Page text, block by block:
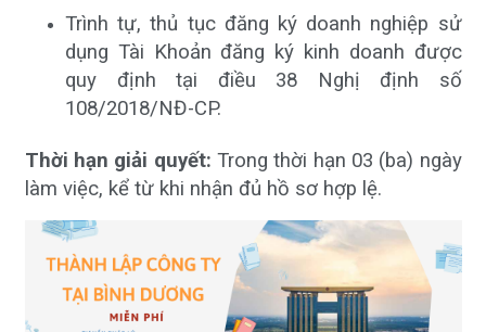
Trình tự, thủ tục đăng ký doanh nghiệp sử
dụng Tài Khoản đăng ký kinh doanh được
quy định tại điều 38 Nghị định số
108/2018/NĐ-CP.
Thời hạn giải quyết: Trong thời hạn 03 (ba) ngày
làm việc, kể từ khi nhận đủ hồ sơ hợp lệ.